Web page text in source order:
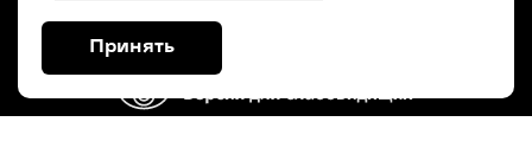
Памятка покупателю
Принять